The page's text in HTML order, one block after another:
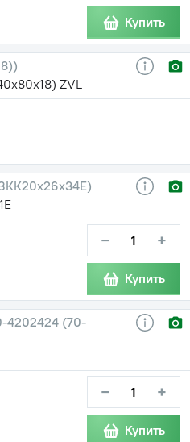
Купить
ZVL
− +
Купить
4202424 (70-
− +
Купить